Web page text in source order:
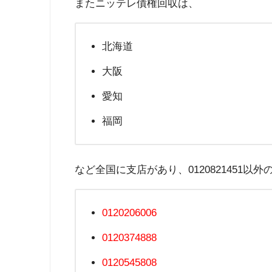
またニッテレ債権回収は、
北海道
大阪
愛知
福岡
など全国に支店があり、0120821451以外
0120206006
0120374888
0120545808